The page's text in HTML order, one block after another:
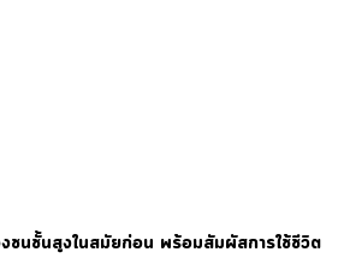
ชนชั้นสูงในสมัยก่อน พร้อมสัมผัสการใช้ชีวิต